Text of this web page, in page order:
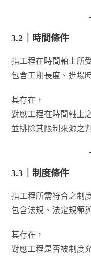
3.2｜時間條件
指工程在時間軸上所
包含工期長度、進場
其存在，
對應工程在時間軸上
並排除其限制來源之
3.3｜制度條件
指工程所需符合之制
包含法規、法定規範
其存在，
對應工程是否被制度